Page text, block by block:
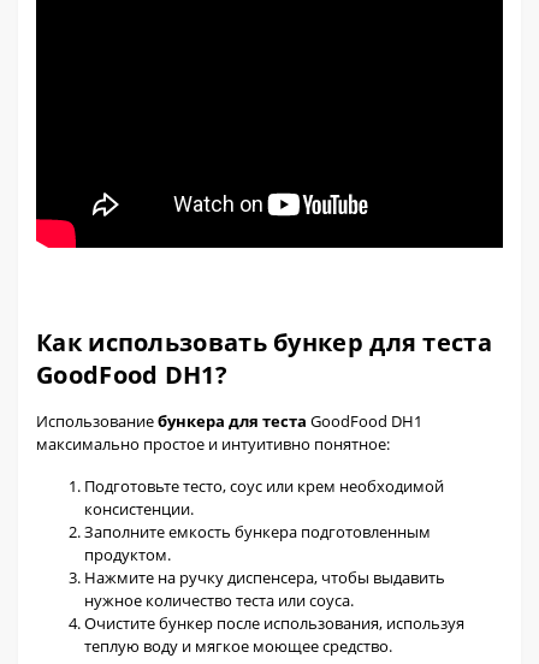
Как использовать бункер для теста
GoodFood DH1?
Использованиебункера для теста GoodFood DH1
максимально простое и интуитивно понятное:
Подготовьте тесто, соус или крем необходимой
консистенции.
Заполните емкость бункера подготовленным
продуктом.
Нажмите на ручку диспенсера, чтобы выдавить
нужное количество теста или соуса.
Очистите бункер после использования, используя
теплую воду и мягкое моющее средство.